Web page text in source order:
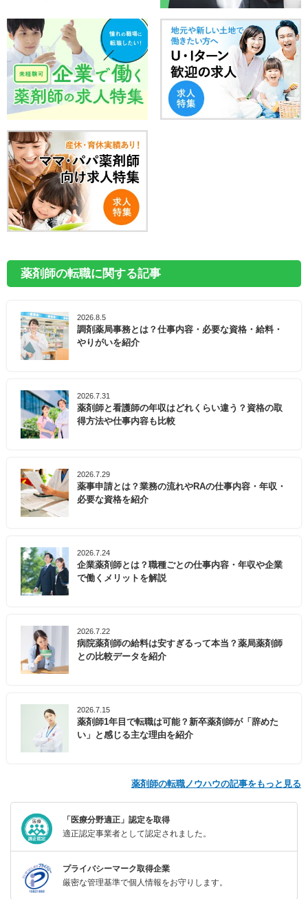
薬剤師の転職に関する記事
2026.8.5
調剤薬局事務とは？仕事内容・必要な資格・給料・
やりがいを紹介
2026.7.31
薬剤師と看護師の年収はどれくらい違う？資格の取
得方法や仕事内容も比較
2026.7.29
薬事申請とは？業務の流れやRAの仕事内容・年収・
必要な資格を紹介
2026.7.24
企業薬剤師とは？職種ごとの仕事内容・年収や企業
で働くメリットを解説
2026.7.22
病院薬剤師の給料は安すぎるって本当？薬局薬剤師
との比較データを紹介
2026.7.15
薬剤師1年目で転職は可能？新卒薬剤師が「辞めた
い」と感じる主な理由を紹介
薬剤師の転職ノウハウの記事をもっと見る
「医療分野適正」認定を取得
適正認定事業者として認定されました。
プライバシーマーク取得企業
厳密な管理基準で個人情報をお守りします。